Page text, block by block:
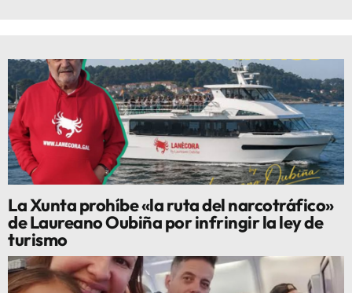
La Xunta prohíbe «la ruta del narcotráfico»
de Laureano Oubiña por infringir la ley de
turismo